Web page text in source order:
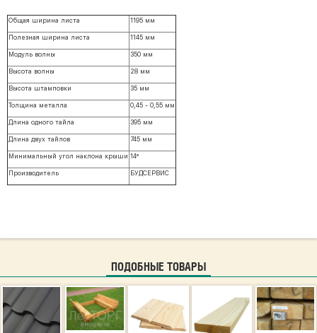
Общая ширина листа 1195 мм
Полезная ширина листа 1145 мм
Модуль волны 350 мм
Высота волны 28 мм
Высота штамповки 35 мм
Толщина металла 0,45 - 0,55 мм
Длина одного тайла 395 мм
Длина двух тайлов 745 мм
Минимальный угол наклона крыши 14°
Производитель БУДСЕРВИС
ПОДОБНЫЕ ТОВАРЫ